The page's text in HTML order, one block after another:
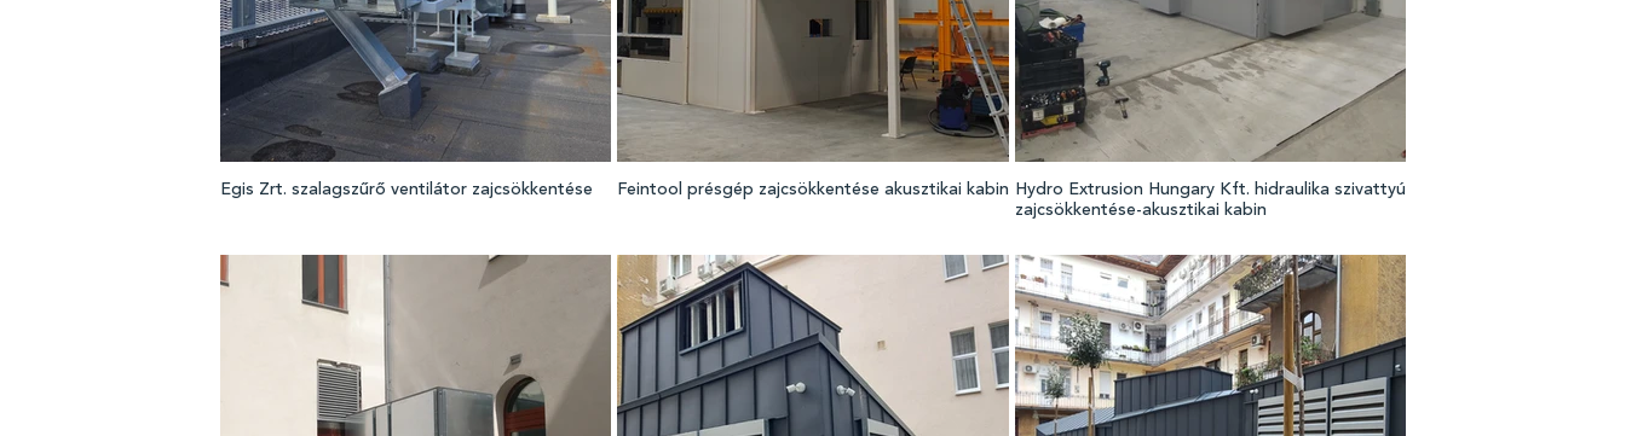
Egis Zrt. szalagszűrő ventilátor zajcsökkentése Feintool présgép zajcsökkentése akusztikai kabin
Hydro Extrusion Hungary Kft. hidraulika szivattyú
zajcsökkentése-akusztikai kabin